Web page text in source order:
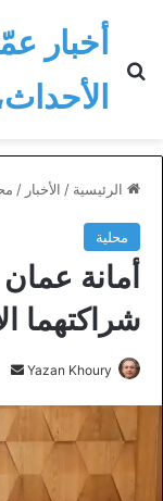
أخبار
الرئيسية / الأخبار /
محلية
أمانة
شراكتهما
Yazan Khoury